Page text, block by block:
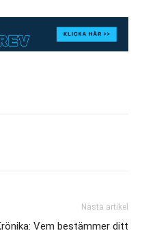
Nästa artikel
Vem bestämmer ditt